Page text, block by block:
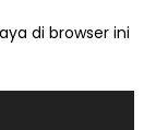
di browser ini